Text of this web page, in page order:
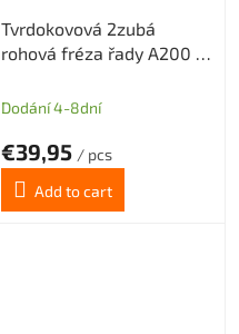
Tvrdokovová 2zubá
rohová fréza řady A200 s
pr.1,5 mm odlehčený krček
Dodání 4-8dní
€39,95 / pcs
Add to cart